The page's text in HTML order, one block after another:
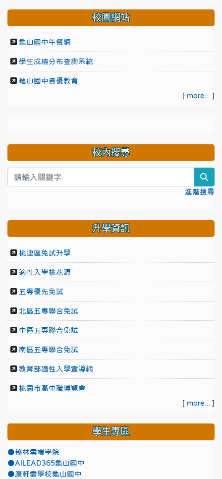
校園網站
龜山國中午餐網
學生成績分布查詢系統
龜山國中資優教育
[ more... ]
校內搜尋
進階搜尋
升學資訊
桃連區免試升學
適性入學桃花源
五專優先免試
北區五專聯合免試
中區五專聯合免試
南區五專聯合免試
教育部適性入學宣導網
桃園市高中職博覽會
[ more... ]
學生專區
●翰林雲端學院
●AILEAD365龜山國中
●康軒雲學校龜山國中